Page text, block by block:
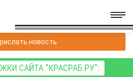
новость
САЙТА "КРАСРАБ.РУ":